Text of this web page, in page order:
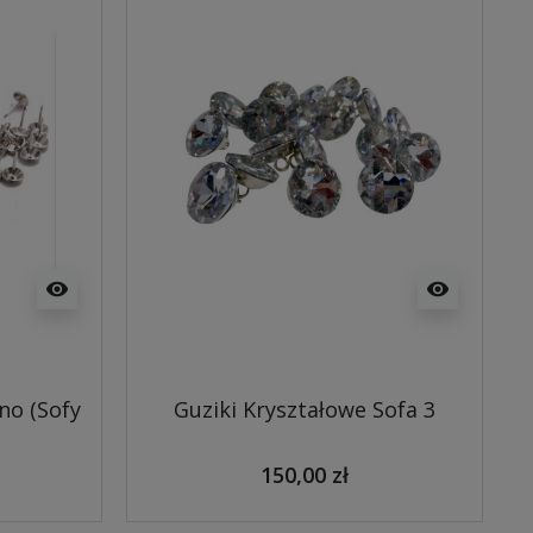
visibility
(Sofy
visibility
Guziki Kryształowe Sofa 3
150,00 zł